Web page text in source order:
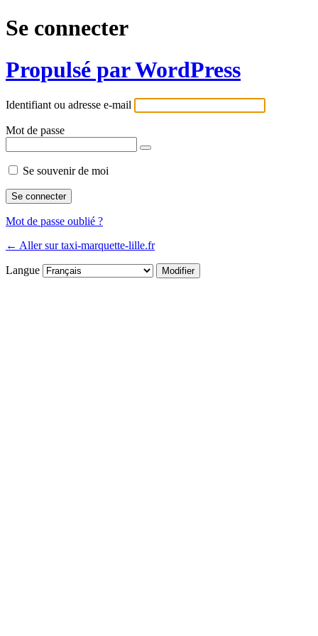
Se connecter
Propulsé par WordPress
Identifiant ou adresse e-mail
Mot de passe
Se souvenir de moi
Mot de passe oublié ?
← Aller sur taxi-marquette-lille.fr
Langue